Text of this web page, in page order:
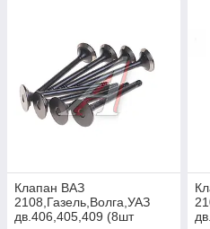
Клапан ВАЗ
2108,Газель,Волга,УАЗ
дв.406,405,409 (8шт